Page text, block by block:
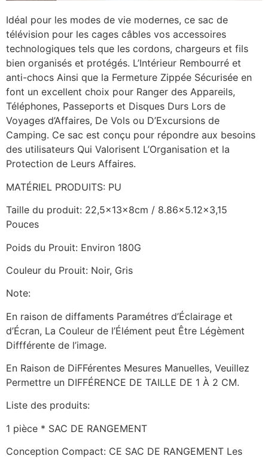
Idéal pour les modes de vie modernes, ce sac de
télévision pour les cages câbles vos accessoires
technologiques tels que les cordons, chargeurs et fils
bien organisés et protégés. L’Intérieur Rembourré et
anti-chocs Ainsi que la Fermeture Zippée Sécurisée en
font un excellent choix pour Ranger des Appareils,
Téléphones, Passeports et Disques Durs Lors de
Voyages d’Affaires, De Vols ou D’Excursions de
Camping. Ce sac est conçu pour répondre aux besoins
des utilisateurs Qui Valorisent L’Organisation et la
Protection de Leurs Affaires.
MATÉRIEL PRODUITS: PU
Taille du produit: 22,5x13x8cm / 8.86×5.12×3,15
Pouces
Poids du Prouit: Environ 180G
Couleur du Prouit: Noir, Gris
Note:
En raison de diffaments Paramétres d’Éclairage et
d’Écran, La Couleur de l’Élément peut Être Légèment
Diffférente de l’image.
En Raison de DiFFérentes Mesures Manuelles, Veuillez
Permettre un DIFFÉRENCE DE TAILLE DE 1 À 2 CM.
Liste des produits:
1 pièce * SAC DE RANGEMENT
Conception Compact: CE SAC DE RANGEMENT Les